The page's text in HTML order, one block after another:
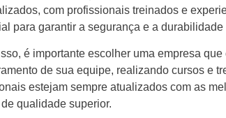
com profissionais treinados e
para garantir a segurança e a durabilidade
é importante escolher uma empresa
de sua equipe, realizando cursos e
estejam sempre atualizados com as
qualidade superior.